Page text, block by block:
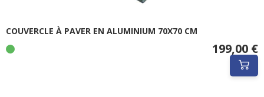
COUVERCLE À PAVER EN ALUMINIUM 70X70 CM
199,00 €